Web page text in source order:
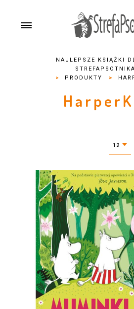
NAJLEPSZE KSIĄŻKI
>
PRODUKTY >
12